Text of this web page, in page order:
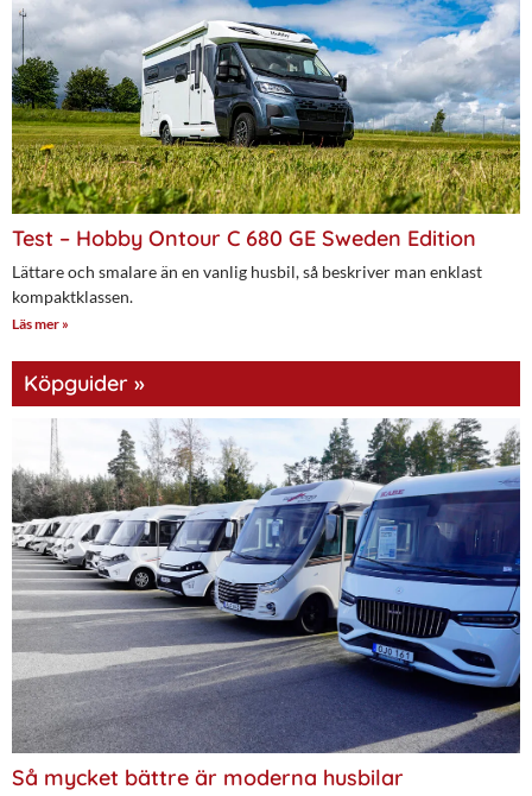
Test – Hobby Ontour C 680 GE Sweden Edition
Lättare och smalare än en vanlig husbil, så beskriver man enklast
kompaktklassen.
Läs mer »
Köpguider »
Så mycket bättre är moderna husbilar